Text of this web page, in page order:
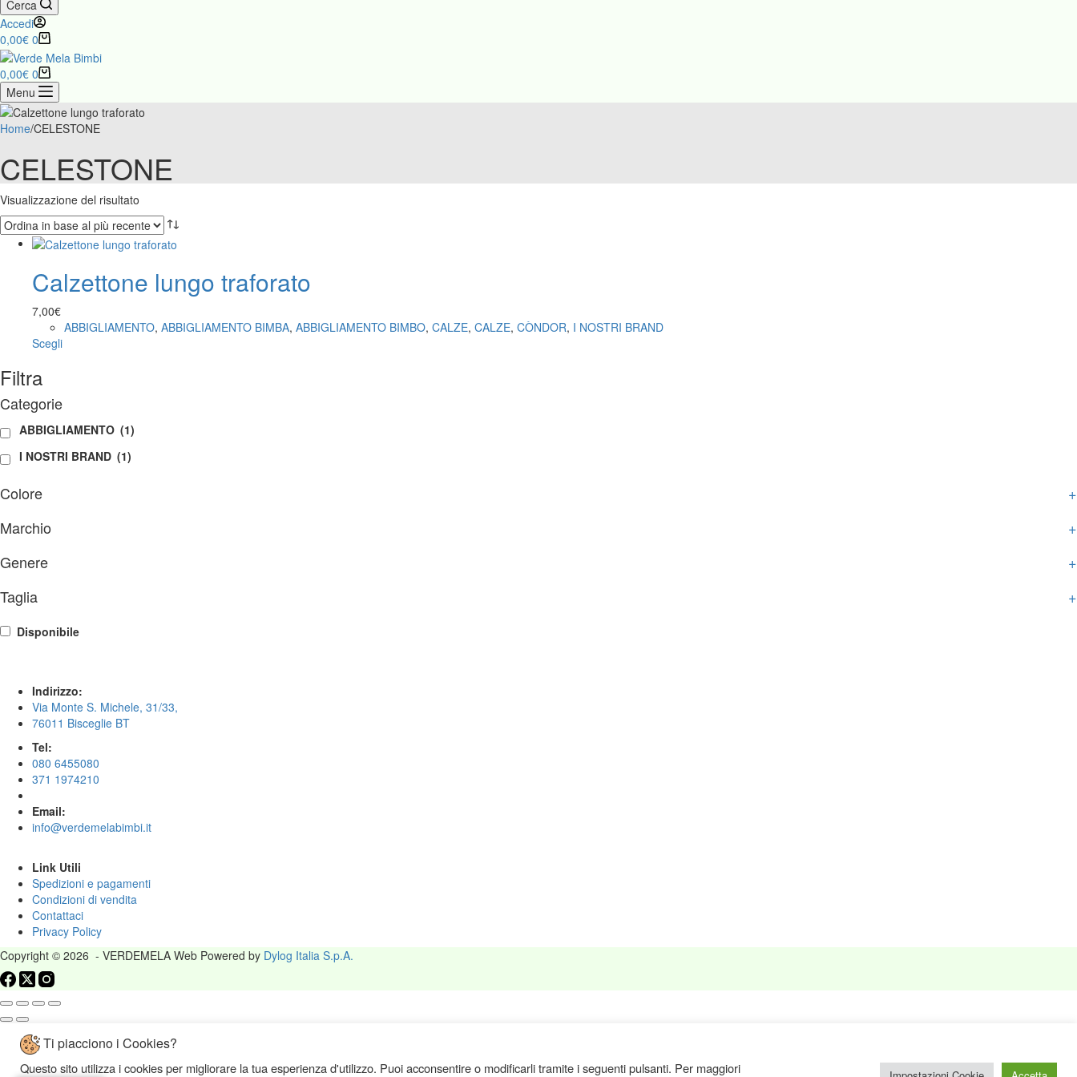
Cerca
Accedi
Carrello
0,00€ 0
Carrello
0,00€ 0
Menu
Home/CELESTONE
CELESTONE
Visualizzazione del risultato
Calzettone lungo traforato
7,00€
ABBIGLIAMENTO, ABBIGLIAMENTO BIMBA, ABBIGLIAMENTO BIMBO, CALZE, CALZE, CÒNDOR, I NOSTRI BRAND
ScegliQuesto
varianti.
Le
opzioni
possono
Filtra
Categorie
ABBIGLIAMENTO (1)
I NOSTRI BRAND (1)
Colore
+
Marchio
+
Genere
+
Taglia
+
Disponibile
Indirizzo:
Via Monte S. Michele, 31/33,
76011 Bisceglie BT
Tel:
080 6455080
371 1974210
Email:
info@verdemelabimbi.it
Link Utili
Spedizioni e pagamenti
Condizioni di vendita
Contattaci
Privacy Policy
Copyright © 2026 - VERDEMELA Web Powered by Dylog Italia S.p.A.
Ti piacciono i Cookies?
Questo sito utilizza i cookies per migliorare la tua esperienza d'utilizzo. Puoi acconsentire o modificarli tramite i seguenti pulsanti. Per maggiori